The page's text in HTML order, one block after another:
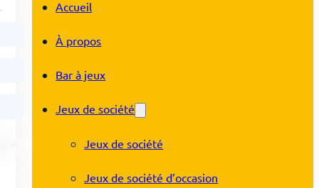
Accueil
À propos
Bar à jeux
Jeux de société
Jeux de société
Jeux de société d’occasion